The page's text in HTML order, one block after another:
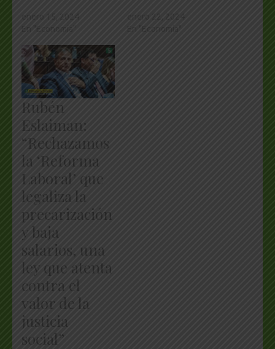
Rubén
Eslaiman:
“Rechazamos
la ‘Reforma
Laboral’ que
legaliza la
precarización
y baja
salarios, una
ley que atenta
contra el
valor de la
justicia
social”